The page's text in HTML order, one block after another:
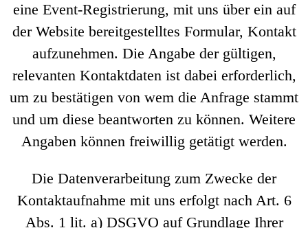
eine Event-Registrierung, mit uns über ein auf
der Website bereitgestelltes Formular, Kontakt
aufzunehmen. Die Angabe der gültigen,
relevanten Kontaktdaten ist dabei erforderlich,
um zu bestätigen von wem die Anfrage stammt
und um diese beantworten zu können. Weitere
Angaben können freiwillig getätigt werden.
Die Datenverarbeitung zum Zwecke der
Kontaktaufnahme mit uns erfolgt nach Art. 6
Abs. 1 lit. a) DSGVO auf Grundlage Ihrer